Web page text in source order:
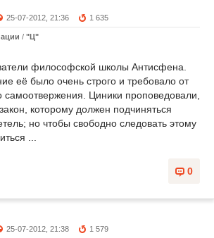
25-07-2012, 21:36 1 635
/ "Ц"
философской школы Антисфена.
её было очень строго и требовало от
самоотвержения. Циники проповедовали,
которому должен подчиняться
но чтобы свободно следовать этому
...
0
25-07-2012, 21:38 1 579